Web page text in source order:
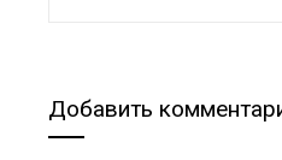
Добавить